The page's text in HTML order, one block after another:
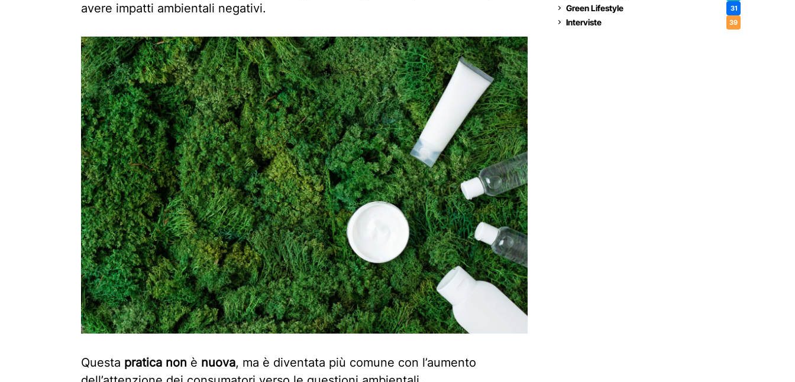
avere impatti ambientali negativi.
Questa pratica non è nuova, ma è diventata più comune con l’aumento
Green Lifestyle 31
Interviste 39